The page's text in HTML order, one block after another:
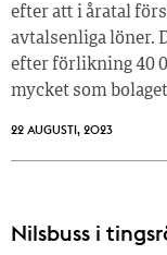
efter att i åratal
avtalsenliga löner.
efter förlikning 40
mycket som
22 AUGUSTI, 2023
Nilsbuss i